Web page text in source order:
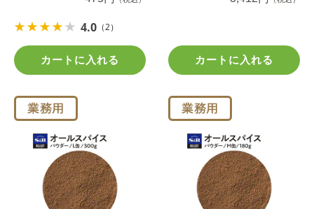
4.0 （2）
カートに入れる カートに入れる